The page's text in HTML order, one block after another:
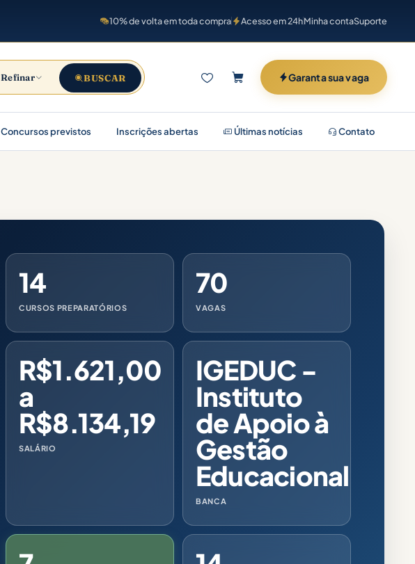
10% de volta em toda compra Acesso em 24hMinha contaSuporte
Refinar BUSCAR Garanta sua vaga
Concursos previstos Inscrições abertas Últimas notícias Contato
14
CURSOS PREPARATÓRIOS
70
VAGAS
R$1.621,00
a
R$8.134,19
SALÁRIO
IGEDUC -
Instituto
de Apoio à
Gestão
Educacional
BANCA